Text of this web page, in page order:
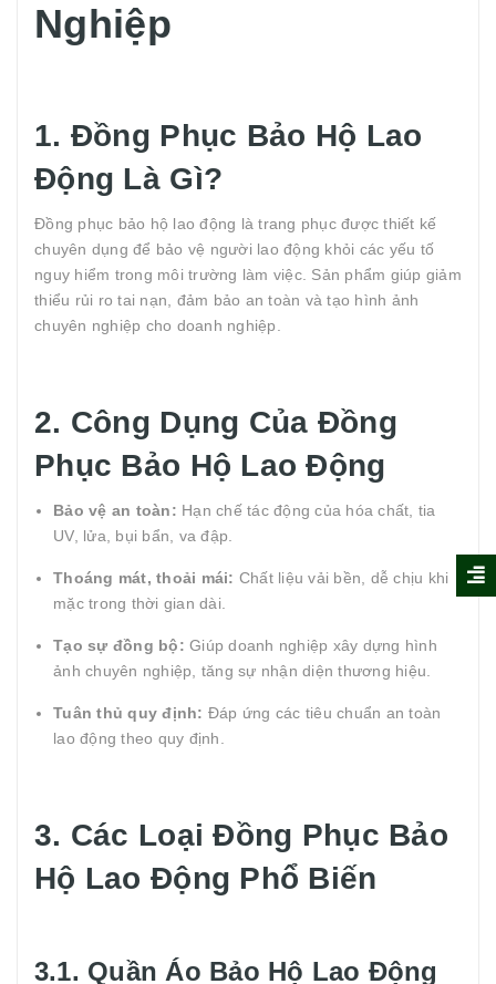
Nghiệp
1. Đồng Phục Bảo Hộ Lao
Động Là Gì?
Đồng phục bảo hộ lao động là trang phục được thiết kế
chuyên dụng để bảo vệ người lao động khỏi các yếu tố
nguy hiểm trong môi trường làm việc. Sản phẩm giúp giảm
thiểu rủi ro tai nạn, đảm bảo an toàn và tạo hình ảnh
chuyên nghiệp cho doanh nghiệp.
2. Công Dụng Của Đồng
Phục Bảo Hộ Lao Động
Bảo vệ an toàn: Hạn chế tác động của hóa chất, tia
UV, lửa, bụi bẩn, va đập.
Thoáng mát, thoải mái: Chất liệu vải bền, dễ chịu khi
mặc trong thời gian dài.
Tạo sự đồng bộ: Giúp doanh nghiệp xây dựng hình
ảnh chuyên nghiệp, tăng sự nhận diện thương hiệu.
Tuân thủ quy định: Đáp ứng các tiêu chuẩn an toàn
lao động theo quy định.
3. Các Loại Đồng Phục Bảo
Hộ Lao Động Phổ Biến
3.1. Quần Áo Bảo Hộ Lao Động